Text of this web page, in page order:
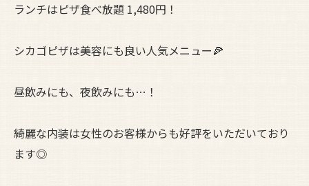
ランチはピザ食べ放題 1,480円！
シカゴピザは美容にも良い人気メニュー🍕
昼飲みにも、夜飲みにも…！
綺麗な内装は女性のお客様からも好評をいただいており
ます◎